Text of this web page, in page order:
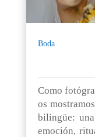
Boda
Como
os
bilingüe:
emoción,